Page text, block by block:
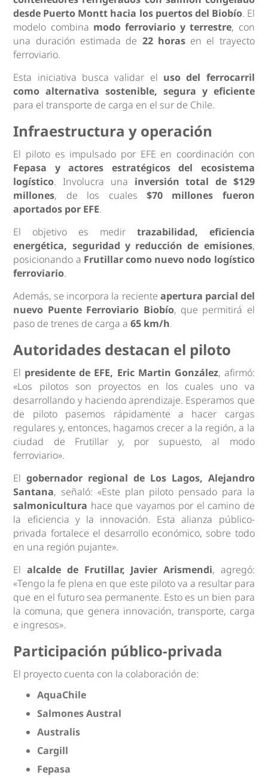
desde Puerto Montt hacia los puertos del Biobío. El
modelo combina modo ferroviario y terrestre, con
una duración estimada de 22 horasen el trayecto
ferroviario.
Esta iniciativa busca validar el uso del ferrocarril
como alternativa sostenible, segura y eficiente
para el transporte de carga en el sur de Chile.
Infraestructura y operación
El piloto es impulsado por EFE en coordinación con
Fepasa y actores estratégicos del ecosistema
logístico. Involucra una inversión total de $129
millones, de los cuales $70 millones fueron
aportados por EFE.
El objetivo es medir trazabilidad, eficiencia
energética, seguridad y reducción de emisiones,
posicionando a Frutillar como nuevo nodo logístico
ferroviario.
Además, se incorpora la reciente apertura parcial del
nuevo Puente Ferroviario Biobío, que permitirá el
paso de trenes de carga a65 km/h.
Autoridades destacan el piloto
El presidente de EFE, Eric Martin González, afirmó:
«Los pilotos son proyectos en los cuales uno va
desarrollando y haciendo aprendizaje. Esperamos que
de piloto pasemos rápidamente a hacer cargas
regulares y, entonces, hagamos crecer a la región, a la
ciudad de Frutillar y, por supuesto, al modo
ferroviario».
Elgobernador regional de Los Lagos, Alejandro
Santana, señaló: «Este plan piloto pensado para la
salmonicultura hace que vayamos por el camino de
la eficiencia y la innovación. Esta alianza público-
privada fortalece el desarrollo económico, sobre todo
en una región pujante».
Elalcalde de Frutillar, Javier Arismendi, agregó:
«Tengo la fe plena en que este piloto va a resultar para
que en el futuro sea permanente. Esto es un bien para
la comuna, que genera innovación, transporte, carga
e ingresos».
Participación público-privada
El proyecto cuenta con la colaboración de:
AquaChile
Salmones Austral
Australis
Cargill
Fepasa